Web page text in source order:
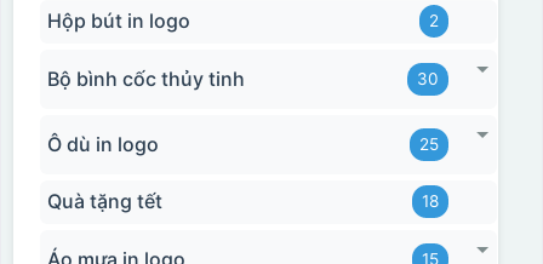
Hộp bút in logo 2
Bộ bình cốc thủy tinh 30
Ô dù in logo 25
Quà tặng tết 18
Áo mưa in logo 15